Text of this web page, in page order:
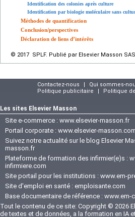
Identification des colonies après culture
Identification par biologie moléculaire sans
Méthodes de quantification
Conclusion/perspectives
Déclaration de liens d’intérêts
© 2017 SPLF. Publié par Elsevier Masson
Contactez-nous | Qui sommes-
Politique publicitaire
| Politique
Les sites Elsevier Masson
Site e-commerce : www.elsevier-masson.fr
Portail corporate : www.elsevier-
Suivez notre actualité sur le blog Elsevier
masson.fr
Plateforme de formation des infirmier(e)s :
infirmiere.com
Site portail pour les institutions : www.em-
Site d'emploi en santé : emploisante.com
Base documentaire de référence : www.em-
Tout le contenu de ce site: Copyright © 2026
de textes et de données, a la formation en IA